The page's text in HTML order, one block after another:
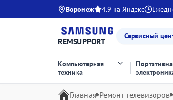
Воронеж 4.9 на Яндекс
REMSUPPORT
Сервисный
Компьютерная
техника
Главная Ремонт телевизоров